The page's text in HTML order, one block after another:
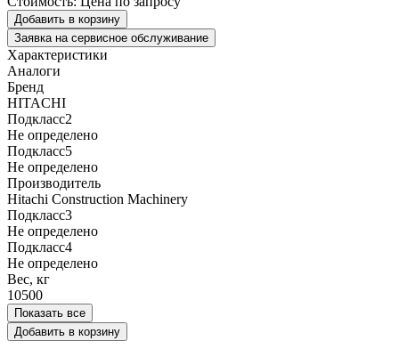
Добавить в корзину
Заявка на сервисное обслуживание
Характеристики
Аналоги
Бренд
HITACHI
Подкласс2
Не определено
Подкласс5
Не определено
Производитель
Hitachi Construction Machinery
Подкласс3
Не определено
Подкласс4
Не определено
Вес, кг
10500
Показать все
Добавить в корзину